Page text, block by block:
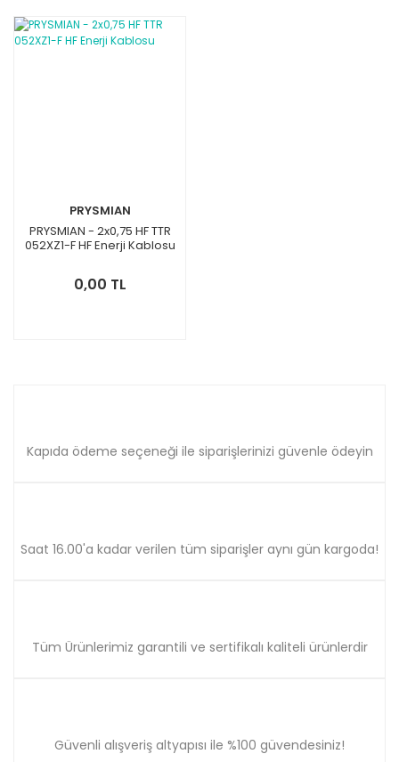
PRYSMIAN
PRYSMIAN - 2x0,75 HF TTR
052XZ1-F HF Enerji Kablosu
0,00 TL
Kapıda ödeme seçeneği ile siparişlerinizi güvenle ödeyin
Saat 16.00'a kadar verilen tüm siparişler aynı gün kargoda!
Tüm Ürünlerimiz garantili ve sertifikalı kaliteli ürünlerdir
Güvenli alışveriş altyapısı ile %100 güvendesiniz!